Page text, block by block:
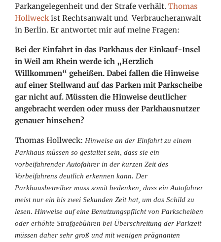
Parkangelegenheit und der Strafe verhält.Thomas
Hollweckist Rechtsanwalt und Verbraucheranwalt
in Berlin. Er antwortet mir auf meine Fragen:
Bei der Einfahrt in das Parkhaus der Einkauf-Insel
in Weil am Rhein werde ich „Herzlich
Willkommen“ geheißen. Dabei fallen die Hinweise
auf einer Stellwand auf das Parken mit Parkscheibe
gar nicht auf. Müssten die Hinweise deutlicher
angebracht werden oder muss der Parkhausnutzer
genauer hinsehen?
Thomas Hollweck: Hinweise an der Einfahrt zu einem
Parkhaus müssen so gestaltetsein, dass sie ein
vorbeifahrender Autofahrer in der kurzen Zeit des
Vorbeifahrens deutlich erkennen kann. Der
Parkhausbetreiber muss somit bedenken, dass ein Autofahrer
meist nur ein bis zwei Sekunden Zeit hat, um das Schild zu
lesen. Hinweise auf eine Benutzungspflicht von Parkscheiben
oder erhöhte Strafgebühren bei Überschreitung der Parkzeit
müssen daher sehr groß und mit wenigen prägnanten